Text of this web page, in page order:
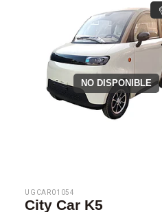
NO DISPONIBLE
UGCAR01054
City Car K5